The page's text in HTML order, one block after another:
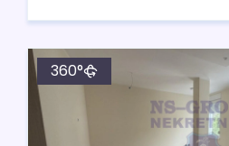
360°